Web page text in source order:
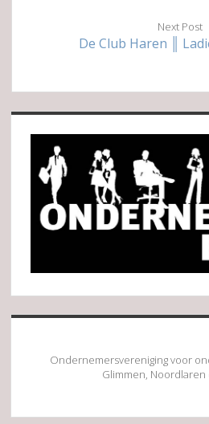
Next Post
De Club Haren ║
Sidebar
Ondernemersvereniging voor
Glimmen,